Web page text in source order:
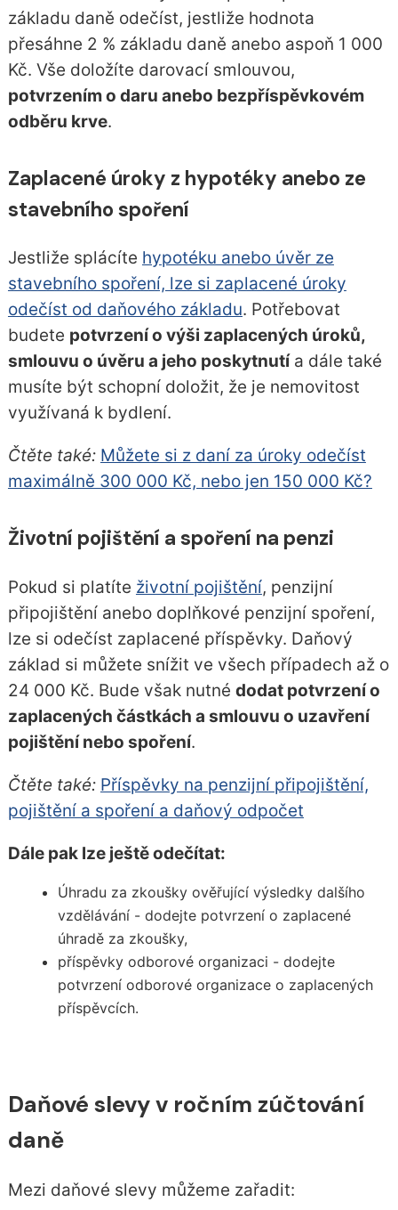
základu daně odečíst, jestliže hodnota
přesáhne 2 % základu daně anebo aspoň 1 000
Kč. Vše doložíte darovací smlouvou,
potvrzením o daru anebo bezpříspěvkovém
odběru krve.
Zaplacené úroky z hypotéky anebo ze
stavebního spoření
Jestliže splácíte hypotéku anebo úvěr ze
stavebního spoření, lze si zaplacené úroky
odečíst od daňového základu. Potřebovat
budete potvrzení o výši zaplacených úroků,
smlouvu o úvěru a jeho poskytnutía dále také
musíte být schopní doložit, že je nemovitost
využívaná k bydlení.
Čtěte také: Můžete si z daní za úroky odečíst
maximálně 300 000 Kč, nebo jen 150 000 Kč?
Životní pojištění a spoření na penzi
Pokud si platíte životní pojištění, penzijní
připojištění anebo doplňkové penzijní spoření,
lze si odečíst zaplacené příspěvky. Daňový
základ si můžete snížit ve všech případech až o
24 000 Kč. Bude však nutné dodat potvrzení o
zaplacených částkách a smlouvu o uzavření
pojištění nebo spoření.
Čtěte také: Příspěvky na penzijní připojištění,
pojištění a spoření a daňový odpočet
Dále pak lze ještě odečítat:
Úhradu za zkoušky ověřující výsledky dalšího
vzdělávání - dodejte potvrzení o zaplacené
úhradě za zkoušky,
příspěvky odborové organizaci - dodejte
potvrzení odborové organizace o zaplacených
příspěvcích.
Daňové slevy v ročním zúčtování
daně
Mezi daňové slevy můžeme zařadit: